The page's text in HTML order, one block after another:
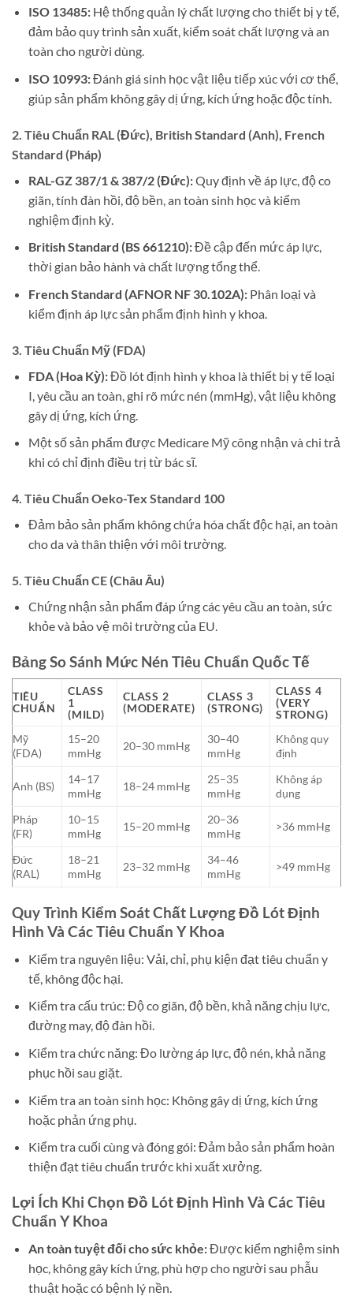
ISO 13485:Hệ thống quản lý chất lượng cho thiết bị y tế,
đảm bảo quy trình sản xuất, kiểm soát chất lượng và an
toàn cho người dùng.
ISO 10993:Đánh giá sinh học vật liệu tiếp xúc với cơ thể,
giúp sản phẩm không gây dị ứng, kích ứng hoặc độc tính.
2. Tiêu Chuẩn RAL (Đức), British Standard (Anh), French
Standard (Pháp)
RAL-GZ 387/1 & 387/2 (Đức):Quy định về áp lực, độ co
giãn, tính đàn hồi, độ bền, an toàn sinh học và kiểm
nghiệm định kỳ.
British Standard (BS 661210):Đề cập đến mức áp lực,
thời gian bảo hành và chất lượng tổng thể.
French Standard (AFNOR NF 30.102A):Phân loại và
kiểm định áp lực sản phẩm định hình y khoa.
3. Tiêu Chuẩn Mỹ (FDA)
FDA (Hoa Kỳ):Đồ lót định hình y khoa là thiết bị y tế loại
I, yêu cầu an toàn, ghi rõ mức nén (mmHg), vật liệu không
gây dị ứng, kích ứng.
Một số sản phẩm được Medicare Mỹ công nhận và chi trả
khi có chỉ định điều trị từ bác sĩ.
4. Tiêu Chuẩn Oeko-Tex Standard 100
Đảm bảo sản phẩm không chứa hóa chất độc hại, an toàn
cho da và thân thiện với môi trường.
5. Tiêu Chuẩn CE (Châu Âu)
Chứng nhận sản phẩm đáp ứng các yêu cầu an toàn, sức
khỏe và bảo vệ môi trường của EU.
Bảng So Sánh Mức Nén Tiêu Chuẩn Quốc Tế
TIÊU
CHUẨN
CLASS
1
(MILD)
CLASS 2
(MODERATE)
CLASS 3
(STRONG)
CLASS 4
(VERY
STRONG)
Mỹ
(FDA)
15–20
mmHg
20–30 mmHg
30–40
mmHg
Không quy
định
Anh (BS)
14–17
mmHg
18–24 mmHg
25–35
mmHg
Không áp
dụng
Pháp
(FR)
10–15
mmHg
15–20 mmHg
20–36
mmHg
>36 mmHg
Đức
(RAL)
18–21
mmHg
23–32 mmHg
34–46
mmHg
>49 mmHg
Quy Trình Kiểm Soát Chất Lượng Đồ Lót Định
Hình Và Các Tiêu Chuẩn Y Khoa
Kiểm tra nguyên liệu: Vải, chỉ, phụ kiện đạt tiêu chuẩn y
tế, không độc hại.
Kiểm tra cấu trúc: Độ co giãn, độ bền, khả năng chịu lực,
đường may, độ đàn hồi.
Kiểm tra chức năng: Đo lường áp lực, độ nén, khả năng
phục hồi sau giặt.
Kiểm tra an toàn sinh học: Không gây dị ứng, kích ứng
hoặc phản ứng phụ.
Kiểm tra cuối cùng và đóng gói: Đảm bảo sản phẩm hoàn
thiện đạt tiêu chuẩn trước khi xuất xưởng.
Lợi Ích Khi Chọn Đồ Lót Định Hình Và Các Tiêu
Chuẩn Y Khoa
An toàn tuyệt đối cho sức khỏe:Được kiểm nghiệm sinh
học, không gây kích ứng, phù hợp cho người sau phẫu
thuật hoặc có bệnh lý nền.